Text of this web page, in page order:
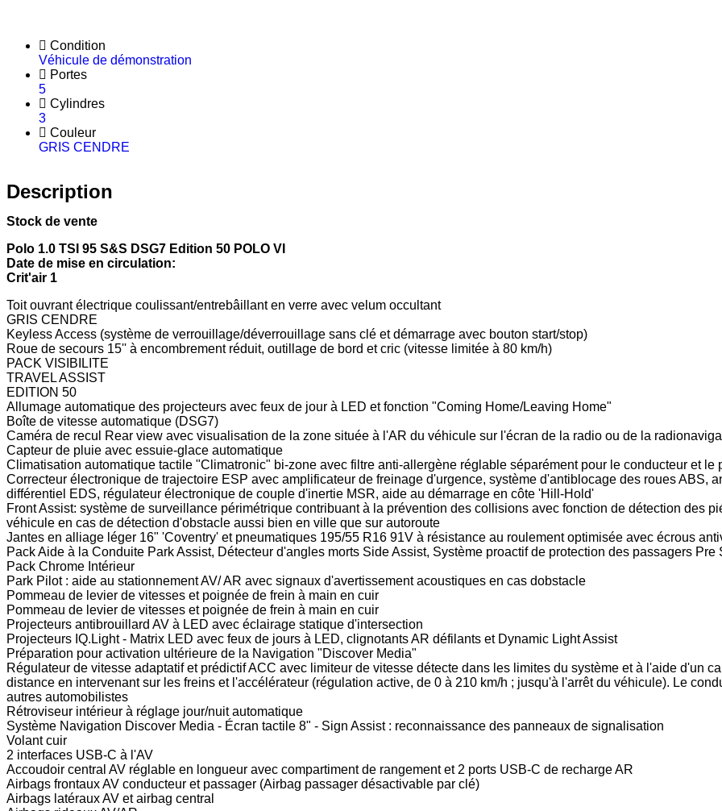
Condition
Véhicule de démonstration
Portes
5
Cylindres
3
Couleur
GRIS CENDRE
Description
Stock de vente
Polo 1.0 TSI 95 S&S DSG7 Edition 50 POLO VI
Date de mise en circulation:
Crit'air 1
Toit ouvrant électrique coulissant/entrebâillant en verre avec velum occultant
GRIS CENDRE
Keyless Access (système de verrouillage/déverrouillage sans clé et démarrage avec bouton start/stop)
Roue de secours 15'' à encombrement réduit, outillage de bord et cric (vitesse limitée à 80 km/h)
PACK VISIBILITE
TRAVEL ASSIST
EDITION 50
Allumage automatique des projecteurs avec feux de jour à LED et fonction "Coming Home/Leaving Home"
Boîte de vitesse automatique (DSG7)
Caméra de recul Rear view avec visualisation de la zone située à l'AR du véhicule sur l'écran de la radio ou de la
Capteur de pluie avec essuie-glace automatique
Climatisation automatique tactile "Climatronic" bi-zone avec filtre anti-allergène réglable séparément pour le conducteur et le
Correcteur électronique de trajectoire ESP avec amplificateur de freinage d'urgence, système d'antiblocage des roues ABS,
différentiel EDS, régulateur électronique de couple d'inertie MSR, aide au démarrage en côte 'Hill-Hold'
Front Assist: système de surveillance périmétrique contribuant à la prévention des collisions avec fonction de détection des
véhicule en cas de détection d'obstacle aussi bien en ville que sur autoroute
Jantes en alliage léger 16" 'Coventry' et pneumatiques 195/55 R16 91V à résistance au roulement optimisée avec écrous
Pack Aide à la Conduite Park Assist, Détecteur d'angles morts Side Assist, Système proactif de protection des passagers Pre
Pack Chrome Intérieur
Park Pilot : aide au stationnement AV/ AR avec signaux d'avertissement acoustiques en cas dobstacle
Pommeau de levier de vitesses et poignée de frein à main en cuir
Pommeau de levier de vitesses et poignée de frein à main en cuir
Projecteurs antibrouillard AV à LED avec éclairage statique d'intersection
Projecteurs IQ.Light - Matrix LED avec feux de jours à LED, clignotants AR défilants et Dynamic Light Assist
Préparation pour activation ultérieure de la Navigation "Discover Media"
Régulateur de vitesse adaptatif et prédictif ACC avec limiteur de vitesse détecte dans les limites du système et à l'aide d'un
distance en intervenant sur les freins et l'accélérateur (régulation active, de 0 à 210 km/h ; jusqu'à l'arrêt du véhicule). Le
autres automobilistes
Rétroviseur intérieur à réglage jour/nuit automatique
Système Navigation Discover Media - Écran tactile 8" - Sign Assist : reconnaissance des panneaux de signalisation
Volant cuir
2 interfaces USB-C à l'AV
Accoudoir central AV réglable en longueur avec compartiment de rangement et 2 ports USB-C de recharge AR
Airbags frontaux AV conducteur et passager (Airbag passager désactivable par clé)
Airbags latéraux AV et airbag central